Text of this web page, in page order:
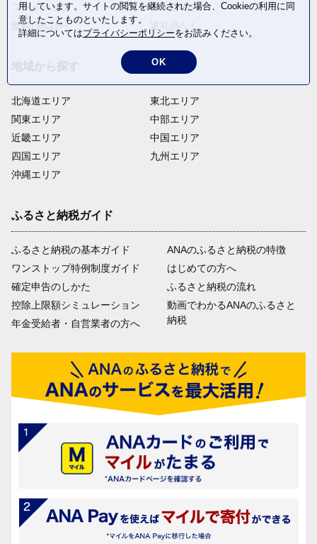
ファッション
米・穀物
飲料(酒以外)
返礼品なし
北海道エリア
関東エリア
近畿エリア
四国エリア
沖縄エリア
東北エリア
中部エリア
中国エリア
九州エリア
ふるさと納税ガイド
ふるさと納税の基本ガイド
ワンストップ特例制度ガイド
確定申告のしかた
控除上限額シミュレーション
年金受給者・自営業者の方へ
ANAのふるさと納税の特徴
はじめての方へ
ふるさと納税の流れ
動画でわかるANAのふるさと
納税
用しています。サイトの閲覧を継続された場合、Cookieの利用に同
意したことものといたします。
詳細についてはプライバシーポリシーをお読みください。
OK